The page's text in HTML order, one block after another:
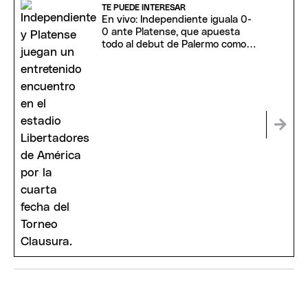
TE PUEDE INTERESAR
En vivo: Independiente iguala 0-
0 ante Platense, que apuesta
todo al debut de Palermo como